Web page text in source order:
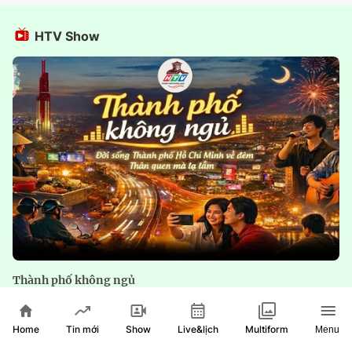
HTV Show
Thành phố không ngủ
Home Tin mới Show Live&lịch Multiform Menu